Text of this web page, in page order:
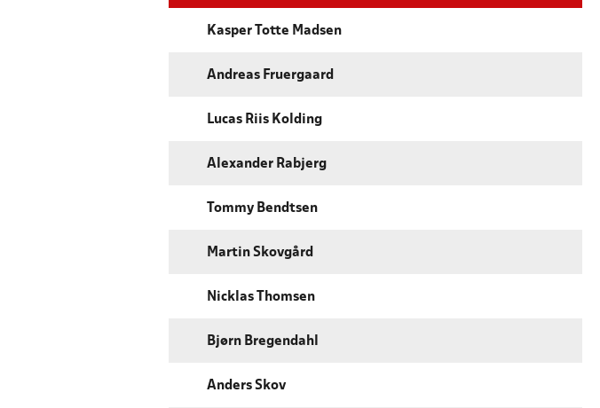
Kasper Totte Madsen
Andreas Fruergaard
Lucas Riis Kolding
Alexander Rabjerg
Tommy Bendtsen
Martin Skovgård
Nicklas Thomsen
Bjørn Bregendahl
Anders Skov